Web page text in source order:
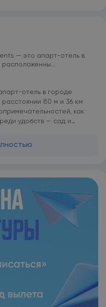
— это апарт-отель в
отель в городе
80 м и 36 км
как
удобств — сад и
имеется частная
вид на море. Во всех
с плоским экраном
имеется холодильник и
есть кофемашина и
от таких
Святой Марии и